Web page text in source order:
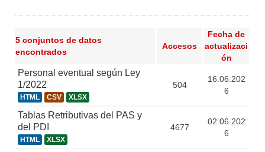
5 conjuntos de datos
encontrados
Accesos
Fecha de
actualizaci
ón
Personal eventual según Ley
1/2022
HTML CSV XLSX
504
16.06.202
6
Tablas Retributivas del PAS y
del PDI
HTML XLSX
4677
02.06.202
6